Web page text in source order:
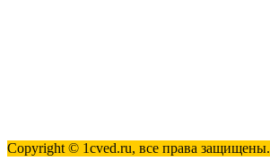
Copyright © 1cved.ru, все права защищены.